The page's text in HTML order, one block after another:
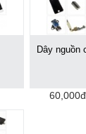
Dây nguồn
60,000đ